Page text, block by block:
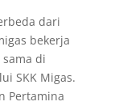
dari
bekerja
di
SKK Migas.
Pertamina